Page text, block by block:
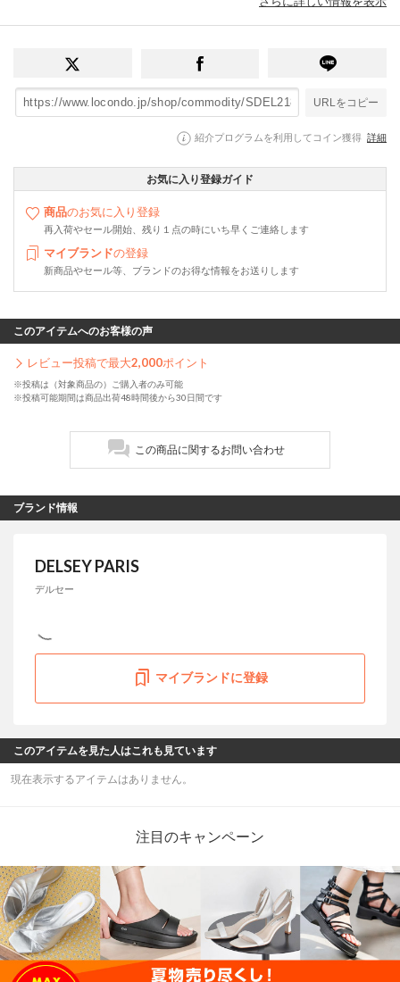
URLをコピー
紹介プログラムを利用してコイン獲得 詳細
お気に入り登録ガイド
商品のお気に入り登録
再入荷やセール開始、残り１点の時にいち早くご連絡します
マイブランドの登録
新商品やセール等、ブランドのお得な情報をお送りします
このアイテムへのお客様の声
レビュー投稿で最大2,000ポイント
※投稿は（対象商品の）ご購入者のみ可能
※投稿可能期間は商品出荷48時間後から30日間です
この商品に関するお問い合わせ
ブランド情報
DELSEY PARIS
デルセー
マイブランドに登録
このアイテムを見た人はこれも見ています
現在表示するアイテムはありません。
注目のキャンペーン